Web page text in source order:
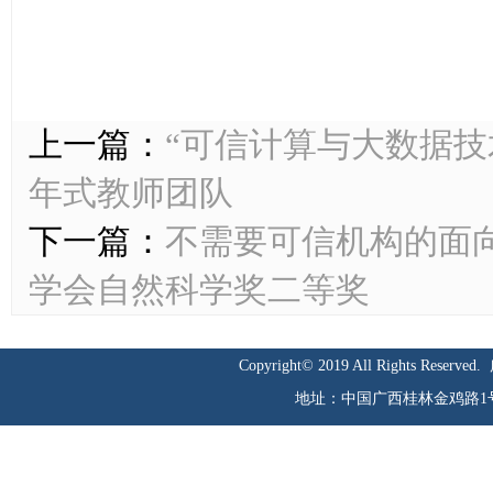
上一篇： “可信计算与大数据
年式教师团队
下一篇： 不需要可信机构的面
学会自然科学奖二等奖
Copyright© 2019 All Rights Reserved.
地址：中国广西桂林金鸡